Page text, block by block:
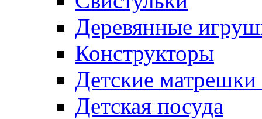
Деревянные
Конструкторы
Детские
Детская посуда